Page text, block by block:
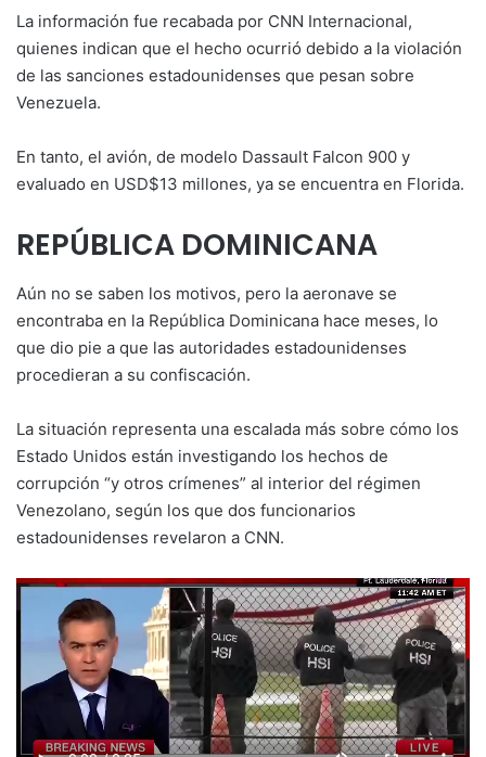
La información fue recabada por CNN Internacional,
quienes indican que el hecho ocurrió debido a la violación
de las sanciones estadounidenses que pesan sobre
Venezuela.
En tanto, el avión, de modelo Dassault Falcon 900 y
evaluado en USD$13 millones, ya se encuentra en Florida.
REPÚBLICA DOMINICANA
Aún no se saben los motivos, pero la aeronave se
encontraba en la República Dominicana hace meses, lo
que dio pie a que las autoridades estadounidenses
procedieran a su confiscación.
La situación representa una escalada más sobre cómo los
Estado Unidos están investigando los hechos de
corrupción “y otros crímenes” al interior del régimen
Venezolano, según los que dos funcionarios
estadounidenses revelaron a CNN.